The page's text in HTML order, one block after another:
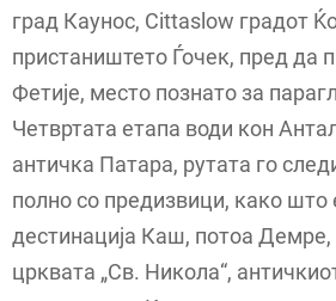
град Каунос, Cittaslow градот
пристаништето Ѓочек, пред да
Фетије, место познато за
Четвртата етапа води кон
античка Патара, рутата го
полно со предизвици, како што
дестинација Каш, потоа Демре,
црквата „Св. Никола“,